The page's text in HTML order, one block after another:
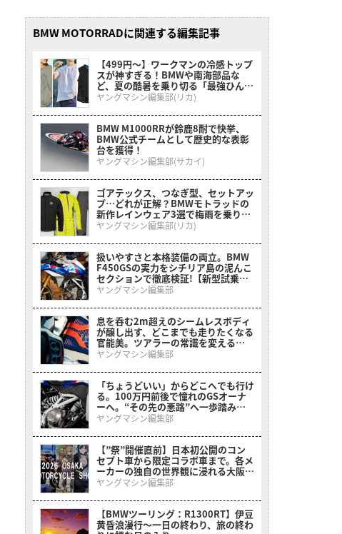
BMW MOTORRADに関連する編集記事
【499円〜】ワークマンの冷感トップ
スが神すぎる！BMWや南海部品な
ど、夏の酷暑を乗り切る「最強ひんや
りインナー」特集
ヤングマシン編集部(リカ)
BMW M1000RRが鈴鹿8耐で快挙、
BMW公式チームとして歴史的な表彰
台を獲得！
ヤングマシン編集部(サカイ)
ゴアテックス、つなぎ型、セットアッ
プ…どれが正解？BMWモトラッドの
新作レインウェア3選で梅雨を乗り切
る
ヤングマシン編集部(リカ)
扱いやすさと本格装備の両立。BMW
F450GSの実力をシチリア島の泥んこ
セクションで徹底検証!【新型試乗イ
ンプレ】
ヤングマシン編集部
息を呑む2m超えのシームレスボディ
が醸し出す、どこまでも走りたくなる
官能美。ツアラーの常識を変える
BMWの直6コンセプト「Vision
ヤングマシン編集部
「ちょうどいい」からどこへでも行け
る。100万円前後で憧れのGSオーナ
ーへ。“その先の悪路”へ一歩踏み出
させてくれるミドルアドベンチャーが
ヤングマシン編集部
【”祭”開催直前】日本初公開のコン
セプト車から限定コラボ車まで。各メ
ーカーの独自の世界観に浸れる大阪モ
ーターサイクルショーまとめ
ヤングマシン編集部
【BMWツーリング：R1300RT】伊豆
黄昏浪漫行〜一日の終わり、旅の終わ